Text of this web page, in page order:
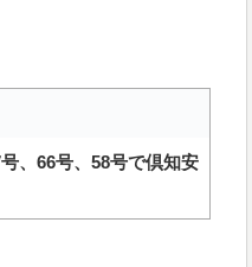
、66号、58号で倶知安